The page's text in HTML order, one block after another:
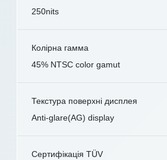
250nits
Колірна гамма
45% NTSC color gamut
Текстура поверхні дисплея
Anti-glare(AG) display
Сертифікація TÜV